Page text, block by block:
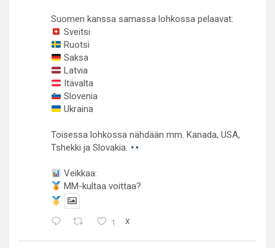
Suomen kanssa samassa lohkossa pelaavat:
Sveitsi
Ruotsi
Saksa
Latvia
Itävalta
Slovenia
Ukraina
Toisessa lohkossa nähdään mm. Kanada, USA,
Tshekki ja Slovakia.
Veikkaa:
MM-kultaa voittaa?
1 X